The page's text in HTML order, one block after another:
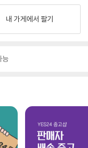
내 가게에서 팔기
능